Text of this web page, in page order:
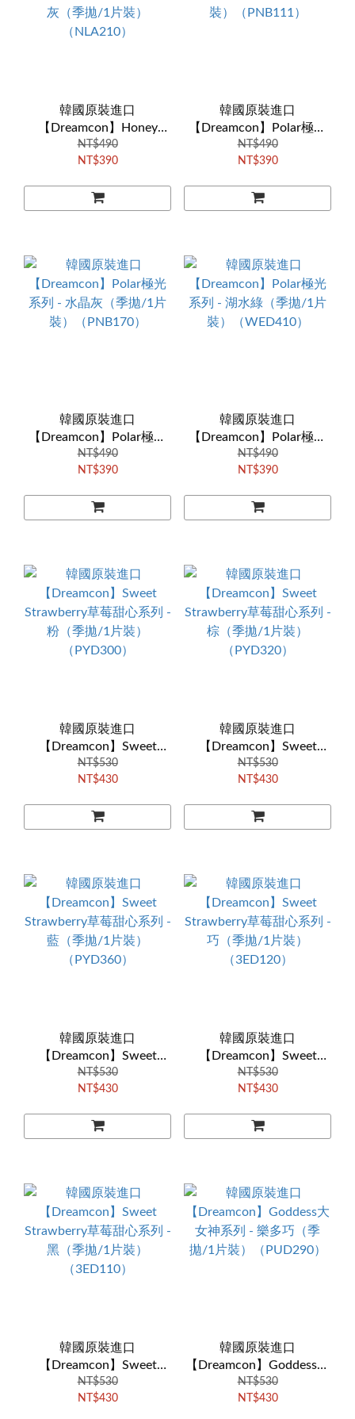
韓國原裝進口
【Dreamcon】Honey
Angel蜜糖天使系列 - 杏仁
灰（季拋/1片裝）
NT$490
NT$390
韓國原裝進口
【Dreamcon】Polar極光
系列 - 北極灰（季拋/1片
裝）（PNB111）
NT$490
NT$390
韓國原裝進口
【Dreamcon】Polar極光
系列 - 水晶灰（季拋/1片
裝）（PNB170）
NT$490
NT$390
韓國原裝進口
【Dreamcon】Polar極光
系列 - 湖水綠（季拋/1片
裝）（WED410）
NT$490
NT$390
韓國原裝進口
【Dreamcon】Sweet
Strawberry草莓甜心系列 -
粉（季拋/1片裝）
NT$530
NT$430
韓國原裝進口
【Dreamcon】Sweet
Strawberry草莓甜心系列 -
棕（季拋/1片裝）
NT$530
NT$430
韓國原裝進口
【Dreamcon】Sweet
Strawberry草莓甜心系列 -
藍（季拋/1片裝）
NT$530
NT$430
韓國原裝進口
【Dreamcon】Sweet
Strawberry草莓甜心系列 -
巧（季拋/1片裝）
NT$530
NT$430
韓國原裝進口
【Dreamcon】Sweet
Strawberry草莓甜心系列 -
黑（季拋/1片裝）
NT$530
NT$430
韓國原裝進口
【Dreamcon】Goddess大
女神系列 - 樂多巧（季
拋/1片裝）（PUD290）
NT$530
NT$430